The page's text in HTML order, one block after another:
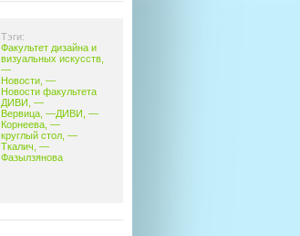
Тэги:
Факультет дизайна и
визуальных искусств,
—
Новости, —
Новости факультета
ДИВИ , —
Вервица, —ДИВИ , —
Корнеева, —
круглый стол, —
Ткалич , —
Фазылзянова